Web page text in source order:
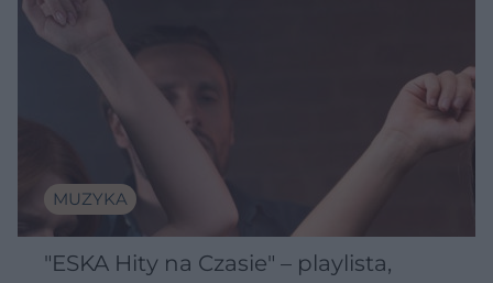
MUZYKA
"ESKA Hity na Czasie" – playlista,